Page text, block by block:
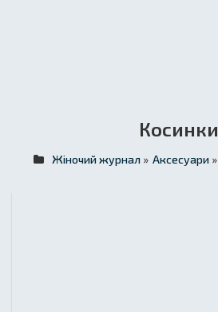
Косинки
Жіночий журнал » Аксесуари »